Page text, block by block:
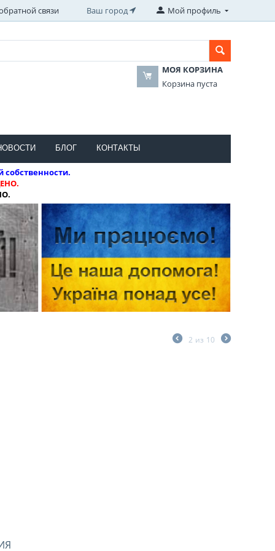
связи Ваш город Мой профиль
МОЯ КОРЗИНА
Корзина пуста
БЛОГ КОНТАКТЫ
2 из 10